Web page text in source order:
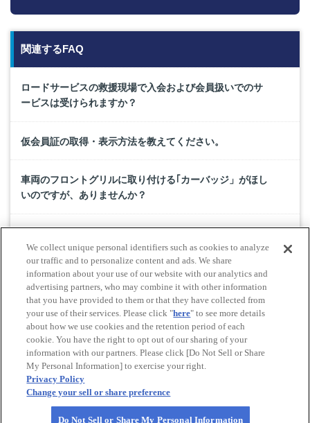
関連するFAQ
ロードサービスの救援現場で入会および会員扱いでのサ
ービスは受けられますか？
仮会員証の取得・表示方法を教えてください。
車両のフロントグリルに取り付ける｢カーバッジ」がほし
いのですが、ありませんか？
が。
会員でなくても、ロードサービスを利用できますか？
Do Not Sell or Share My Personal Information
© All rights reserved. JAF
We collect unique personal identifiers such as cookies to analyze
our traffic and to personalize content and ads. We share
information about your use of our website with our analytics and
advertising partners, who may combine it with other information
that you have provided to them or that they have collected from
your use of their services. Please click "here" to see more details
about how we use cookies and the retention period of each
cookie. You have the right to opt out of our sharing of your
information with our partners. Please click [Do Not Sell or Share
My Personal Information] to exercise your right.
Privacy Policy
Change your sell or share preference
Do Not Sell or Share My Personal Information